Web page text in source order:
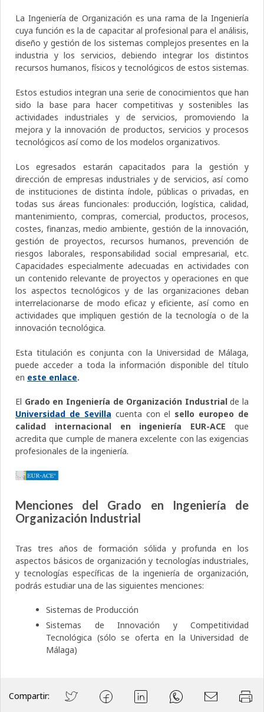
La Ingeniería de Organización es una rama de la Ingeniería
cuya función es la de capacitar al profesional para el análisis,
diseño y gestión de los sistemas complejos presentes en la
industria y los servicios, debiendo integrar los distintos
recursos humanos, físicos y tecnológicos de estos sistemas.
Estos estudios integran una serie de conocimientos que han
sido la base para hacer competitivas y sostenibles las
actividades industriales y de servicios, promoviendo la
mejora y la innovación de productos, servicios y procesos
tecnológicos así como de los modelos organizativos.
Los egresados estarán capacitados para la gestión y
dirección de empresas industriales y de servicios, así como
de instituciones de distinta índole, públicas o privadas, en
todas sus áreas funcionales: producción, logística, calidad,
mantenimiento, compras, comercial, productos, procesos,
costes, finanzas, medio ambiente, gestión de la innovación,
gestión de proyectos, recursos humanos, prevención de
riesgos laborales, responsabilidad social empresarial, etc.
Capacidades especialmente adecuadas en actividades con
un contenido relevante de proyectos y operaciones en que
los aspectos tecnológicos y de las organizaciones deban
interrelacionarse de modo eficaz y eficiente, así como en
actividades que impliquen gestión de la tecnología o de la
innovación tecnológica.
Esta titulación es conjunta con la Universidad de Málaga,
puede acceder a toda la información disponible del título
en este enlace.
El Grado en Ingeniería de Organización Industrialde la
Universidad de Sevilla cuenta con el sello europeo de
calidad internacional en ingeniería EUR-ACE que
acredita que cumple de manera excelente con las exigencias
profesionales de la ingeniería.
Menciones del Grado en Ingeniería de
Organización Industrial
Tras tres años de formación sólida y profunda en los
aspectos básicos de organización y tecnologías industriales,
y tecnologías específicas de la ingeniería de organización,
podrás estudiar una de las siguientes menciones:
Sistemas de Producción
Sistemas de Innovación y Competitividad
Tecnológica (sólo se oferta en la Universidad de
Málaga)
Compartir: